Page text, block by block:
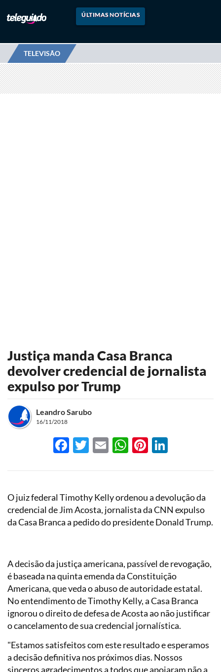
ÚLTIMAS NOTÍCIAS
TELEVISÃO
Justiça manda Casa Branca
devolver credencial de jornalista
expulso por Trump
Leandro Sarubo
16/11/2018
Facebook
Twitter
EmailWhatsApp
Pinterest
O juiz federal Timothy Kelly ordenou a devolução da
credencial de Jim Acosta, jornalista da CNN expulso
da Casa Branca a pedido do presidente Donald Trump.
A decisão da justiça americana, passível de revogação,
é baseada na quinta emenda da Constituição
Americana, que veda o abuso de autoridade estatal.
No entendimento de Timothy Kelly, a Casa Branca
ignorou o direito de defesa de Acosta ao não justificar
o cancelamento de sua credencial jornalística.
"Estamos satisfeitos com este resultado e esperamos
a decisão definitiva nos próximos dias. Nossos
sinceros agradecimentos a todos que apoiaram não a